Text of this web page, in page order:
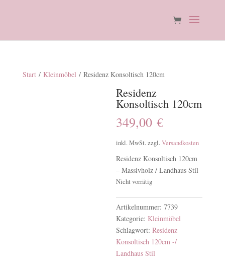
Start/ Kleinmöbel / Residenz Konsoltisch 120cm
Residenz
Konsoltisch 120cm
349,00€
inkl. MwSt. zzgl.Versandkosten
Residenz Konsoltisch 120cm
– Massivholz / Landhaus Stil
Nicht vorrätig
Artikelnummer:7739
Kategorie: Kleinmöbel
Schlagwort:Residenz
Konsoltisch 120cm -/
Landhaus Stil